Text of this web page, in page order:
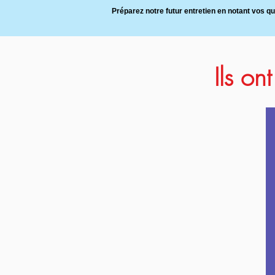
Préparez notre futur entretien en notant vos
Ils